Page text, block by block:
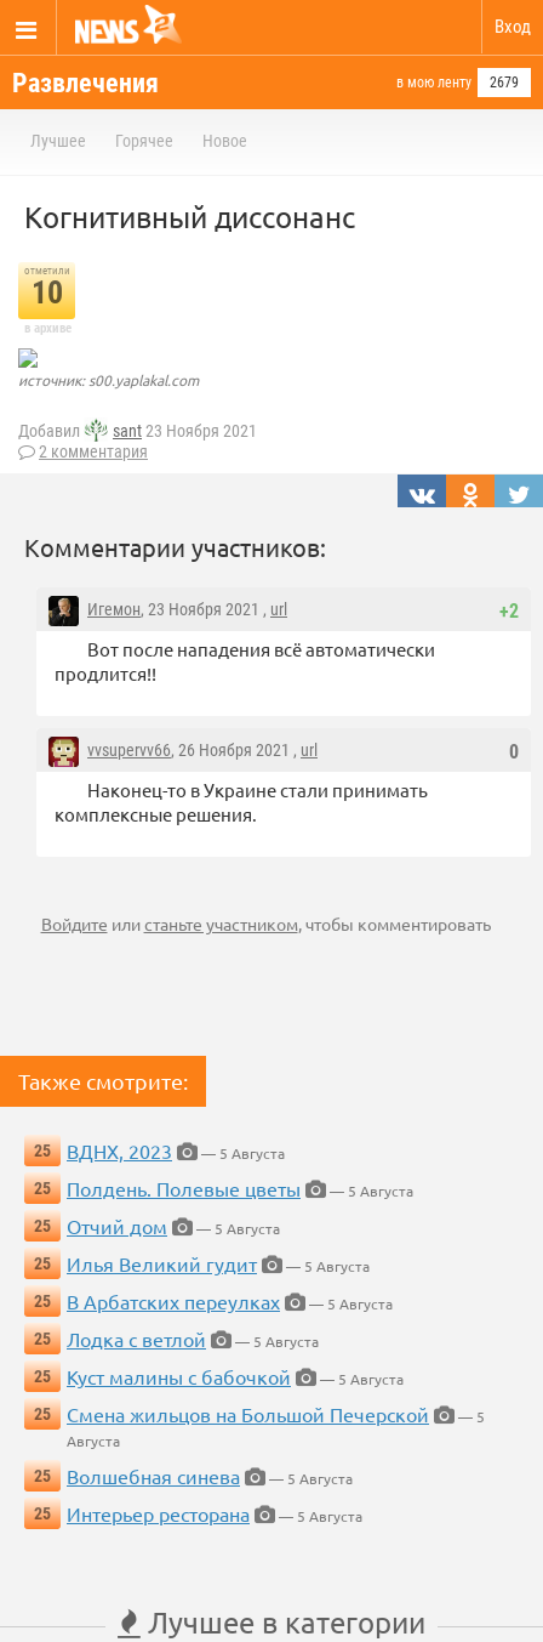
Вход
Развлечения в мою ленту 2679
Лучшее Горячее Новое
Когнитивный диссонанс
отметили
10
в архиве
источник: s00.yaplakal.com
Добавил sant23 Ноября 2021
2 комментария
Комментарии участников:
+2
Игемон, 23 Ноября 2021 , url
Вот после нападения всё автоматически
продлится!!
0
vvsupervv66, 26 Ноября 2021 , url
Наконец-то в Украине стали принимать
комплексные решения.
Войдите илистаньте участником, чтобы комментировать
Также смотрите:
25 ВДНХ, 2023
— 5 Августа
25
Полдень. Полевые цветы
— 5 Августа
25
Отчий дом
— 5 Августа
25
Илья Великий гудит
— 5 Августа
25
В Арбатских переулках
— 5 Августа
25
Лодка с ветлой
— 5 Августа
25
Куст малины с бабочкой
— 5 Августа
25
Смена жильцов на Большой Печерской
— 5
Августа
25
Волшебная синева
— 5 Августа
25
Интерьер ресторана — 5 Августа
Лучшее в категории